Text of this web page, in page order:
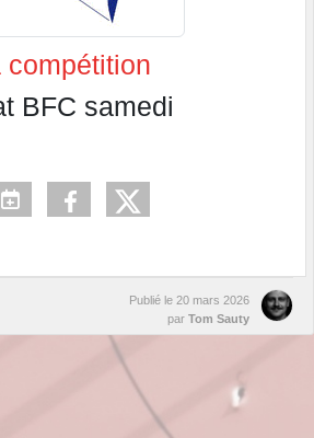
compétition
BFC samedi
Publié le 20 mars 2026
par Tom Sauty